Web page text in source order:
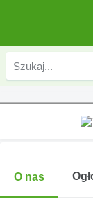
O nas